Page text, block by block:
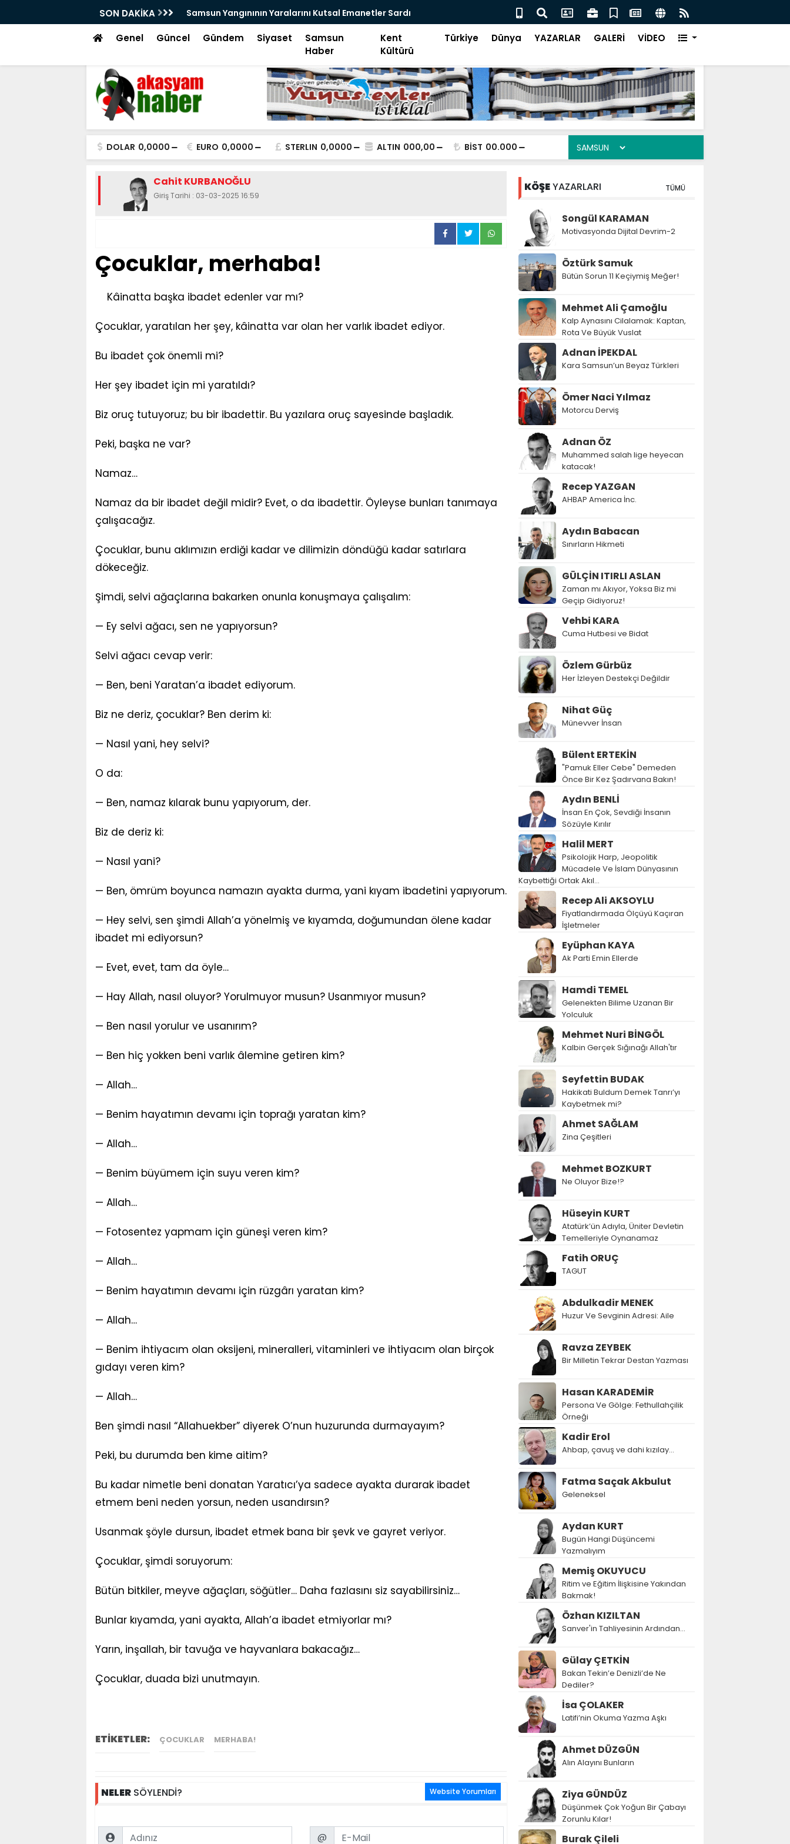
SON DAKİKA
Kutsal Emanetler Sardı Motivasyonda Dijital Devrim-2 Samsun Keşif Kampüsü Takımları Şanlıurfa Finalinde Yarışacak
Genel Güncel Gündem Siyaset
Samsun
Haber
Kent
Kültürü
Türkiye Dünya YAZARLAR GALERİ VİDEO
DOLAR 0,0000 EURO 0,0000 STERLIN 0,0000 ALTIN 000,00 BİST 00.000
Cahit KURBANOĞLU
Giriş Tarihi : 03-03-2025 16:59
Çocuklar, merhaba!
Kâinatta başka ibadet edenler var mı?
Çocuklar, yaratılan her şey, kâinatta var olan her varlık ibadet ediyor.
Bu ibadet çok önemli mi?
Her şey ibadet için mi yaratıldı?
Biz oruç tutuyoruz; bu bir ibadettir. Bu yazılara oruç sayesinde başladık.
Peki, başka ne var?
Namaz…
Namaz da bir ibadet değil midir? Evet, o da ibadettir. Öyleyse bunları tanımaya
çalışacağız.
Çocuklar, bunu aklımızın erdiği kadar ve dilimizin döndüğü kadar satırlara
dökeceğiz.
Şimdi, selvi ağaçlarına bakarken onunla konuşmaya çalışalım:
— Ey selvi ağacı, sen ne yapıyorsun?
Selvi ağacı cevap verir:
— Ben, beni Yaratan’a ibadet ediyorum.
Biz ne deriz, çocuklar? Ben derim ki:
— Nasıl yani, hey selvi?
O da:
— Ben, namaz kılarak bunu yapıyorum, der.
Biz de deriz ki:
— Nasıl yani?
— Ben, ömrüm boyunca namazın ayakta durma, yani kıyam ibadetini yapıyorum.
— Hey selvi, sen şimdi Allah’a yönelmiş ve kıyamda, doğumundan ölene kadar
ibadet mi ediyorsun?
— Evet, evet, tam da öyle…
— Hay Allah, nasıl oluyor? Yorulmuyor musun? Usanmıyor musun?
— Ben nasıl yorulur ve usanırım?
— Ben hiç yokken beni varlık âlemine getiren kim?
— Allah…
— Benim hayatımın devamı için toprağı yaratan kim?
— Allah…
— Benim büyümem için suyu veren kim?
— Allah…
— Fotosentez yapmam için güneşi veren kim?
— Allah…
— Benim hayatımın devamı için rüzgârı yaratan kim?
— Allah…
— Benim ihtiyacım olan oksijeni, mineralleri, vitaminleri ve ihtiyacım olan birçok
gıdayı veren kim?
— Allah…
Ben şimdi nasıl “Allahuekber” diyerek O’nun huzurunda durmayayım?
Peki, bu durumda ben kime aitim?
Bu kadar nimetle beni donatan Yaratıcı’ya sadece ayakta durarak ibadet
etmem beni neden yorsun, neden usandırsın?
Usanmak şöyle dursun, ibadet etmek bana bir şevk ve gayret veriyor.
Çocuklar, şimdi soruyorum:
Bütün bitkiler, meyve ağaçları, söğütler… Daha fazlasını siz sayabilirsiniz…
Bunlar kıyamda, yani ayakta, Allah’a ibadet etmiyorlar mı?
Yarın, inşallah, bir tavuğa ve hayvanlara bakacağız…
Çocuklar, duada bizi unutmayın.
ETİKETLER: ÇOCUKLAR MERHABA!
NELER SÖYLENDİ? Website Yorumları
Name Email
@
KÖŞEYAZARLARI TÜMÜ
Songül KARAMAN
Motivasyonda Dijital Devrim-2
Öztürk Samuk
Bütün Sorun 11 Keçiymiş Meğer!
Mehmet Ali Çamoğlu
Kalp Aynasını Cilalamak: Kaptan,
Rota Ve Büyük Vuslat
Adnan İPEKDAL
Kara Samsun’un Beyaz Türkleri
Ömer Naci Yılmaz
Motorcu Derviş
Adnan ÖZ
Muhammed salah lige heyecan
katacak!
Recep YAZGAN
AHBAP America İnc.
Aydın Babacan
Sınırların Hikmeti
GÜLÇİN ITIRLI ASLAN
Zaman mı Akıyor, Yoksa Biz mi
Geçip Gidiyoruz!
Vehbi KARA
Cuma Hutbesi ve Bidat
Özlem Gürbüz
Her İzleyen Destekçi Değildir
Nihat Güç
Münevver İnsan
Bülent ERTEKİN
"Pamuk Eller Cebe" Demeden
Önce Bir Kez Şadırvana Bakın!
Aydın BENLİ
İnsan En Çok, Sevdiği İnsanın
Sözüyle Kırılır
Halil MERT
Psikolojik Harp, Jeopolitik
Mücadele Ve İslam Dünyasının
Kaybettiği Ortak Akıl…
Recep Ali AKSOYLU
Fiyatlandırmada Ölçüyü Kaçıran
İşletmeler
Eyüphan KAYA
Ak Parti Emin Ellerde
Hamdi TEMEL
Gelenekten Bilime Uzanan Bir
Yolculuk
Mehmet Nuri BİNGÖL
Kalbin Gerçek Sığınağı Allah'tır
Seyfettin BUDAK
Hakikati Buldum Demek Tanrı’yı
Kaybetmek mi?
Ahmet SAĞLAM
Zina Çeşitleri
Mehmet BOZKURT
Ne Oluyor Bize!?
Hüseyin KURT
Atatürk’ün Adıyla, Üniter Devletin
Temelleriyle Oynanamaz
Fatih ORUÇ
TAGUT
Abdulkadir MENEK
Huzur Ve Sevginin Adresi: Aile
Ravza ZEYBEK
Bir Milletin Tekrar Destan Yazması
Hasan KARADEMİR
Persona Ve Gölge: Fethullahçilik
Örneği
Kadir Erol
Ahbap, çavuş ve dahi kızılay...
Fatma Saçak Akbulut
Geleneksel
Aydan KURT
Bugün Hangi Düşüncemi
Yazmalıyım
Memiş OKUYUCU
Ritim ve Eğitim İlişkisine Yakından
Bakmak!
Özhan KIZILTAN
Sanver'in Tahliyesinin Ardından…
Gülay ÇETKİN
Bakan Tekin’e Denizli’de Ne
Dediler?
İsa ÇOLAKER
Latifi’nin Okuma Yazma Aşkı
Ahmet DÜZGÜN
Alın Alayını Bunların
Ziya GÜNDÜZ
Düşünmek Çok Yoğun Bir Çabayı
Zorunlu Kılar!
Burak Çileli